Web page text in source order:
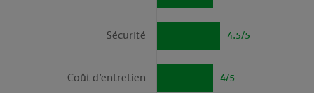
4.5/5
Sécurité
4/5
Coût d’entretien